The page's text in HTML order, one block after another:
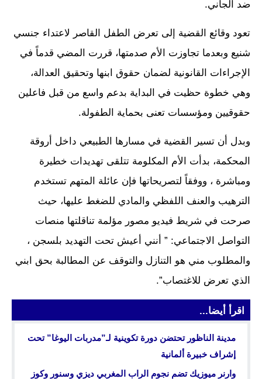
ضد الجاني.
تعود وقائع القضية إلى تعرض الطفل القاصر لاعتداء جنسي
شنيع وبعدما تجاوزت الأم صدمتها، قررت المضي قدماً في
الإجراءات القانونية لضمان حقوق ابنها وتحقيق العدالة،
وهي خطوة حظيت في البداية بدعم واسع من قبل فاعلين
حقوقيين ومؤسسات تعنى بحماية الطفولة.
وبدل أن تسير القضية في مسارها الطبيعي داخل أروقة
المحكمة، بدأت الأم المكلومة تتلقى تهديدات خطيرة
ومباشرة ، ووفقاً لتصريحاتها فإن عائلة المتهم تستخدم
الترهيب والعنف اللفظي والمادي للضغط عليها، حيث
صرحت في شريط فيديو مصور مؤلمة تناقلتها منصات
التواصل الاجتماعي: ” أنني أعيش تحت التهديد بلسجن ،
والمطلوب مني هو التنازل والتوقف عن المطالبة بحق ابني
الذي تعرض للاغتصاب”.
اقرأ أيضا...
مدينة الناظور تحتضن دورة تكوينية لـ”مدربات اليوغا” تحت
إشراف خبيرة ألمانية
وارنر ميوزيك تضم نجوم الراب المغربي ديزي وسنور وكوز